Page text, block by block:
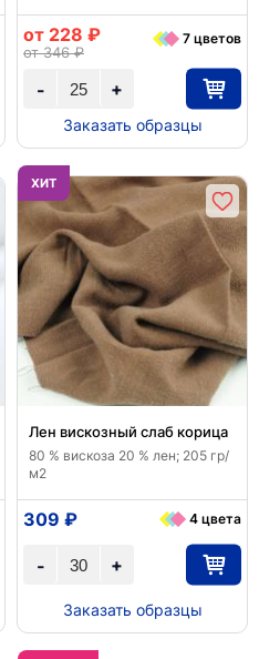
+
-
от 228 ₽
от 346 ₽
7 цветов
Заказать образцы
ХИТ
Лен вискозный слаб корица
80 % вискоза 20 % лен; 205 гр/
м2
+
-
309 ₽ 4 цвета
Заказать образцы